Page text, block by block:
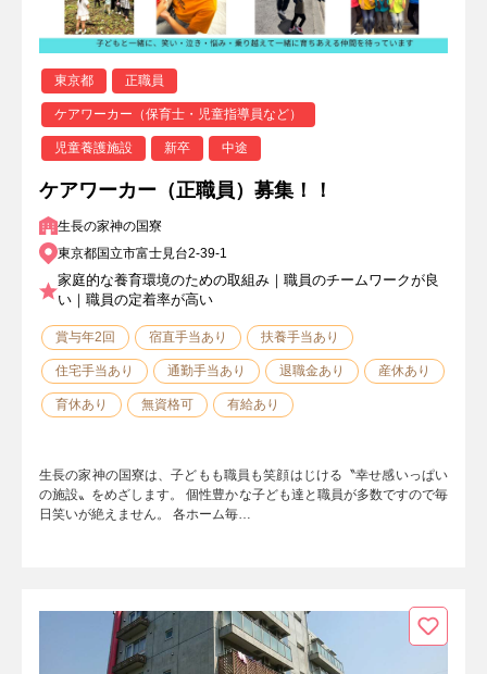
東京都 正職員
ケアワーカー（保育士・児童指導員など）
児童養護施設 新卒 中途
ケアワーカー（正職員）募集！！
生長の家神の国寮
東京都国立市富士見台2-39-1
家庭的な養育環境のための取組み｜職員のチームワークが良
い｜職員の定着率が高い
賞与年2回 宿直手当あり 扶養手当あり
住宅手当あり 通勤手当あり 退職金あり 産休あり
育休あり 無資格可 有給あり
生長の家神の国寮は、子どもも職員も笑顔はじける〝幸せ感いっぱい
の施設〟をめざします。 個性豊かな子ども達と職員が多数ですので毎
日笑いが絶えません。 各ホーム毎…